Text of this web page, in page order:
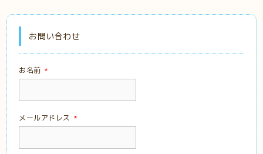
お問い合わせ
お名前 *
メールアドレス *